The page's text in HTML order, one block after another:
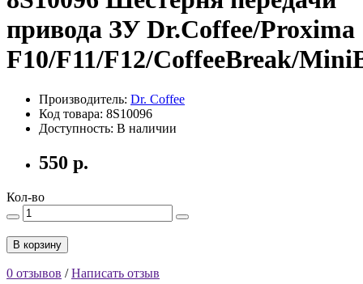
привода ЗУ Dr.Coffee/Proxima
F10/F11/F12/CoffeeBreak/
Производитель: Dr. Coffee
Код товара: 8S10096
Доступность: В наличии
550 р.
Кол-во
В корзину
0 отзывов /Написать отзыв